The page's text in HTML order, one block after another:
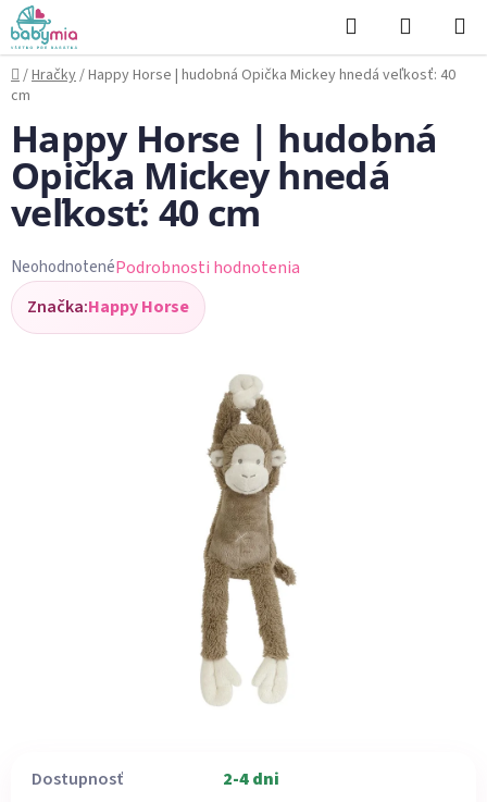
Prejsť
na
obsah
Hľadať
KOŠÍK
Domov
/Hračky/Happy Horse | hudobná Opička Mickey hnedá veľkosť: 40
cm
Dostupnosť 2-4 dni
Happy Horse | hudobná
Opička Mickey hnedá
veľkosť: 40 cm
Priemerné
hodnotenie
produktu
NeohodnotenéPodrobnosti hodnotenia
Značka:Happy Horse